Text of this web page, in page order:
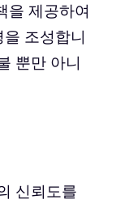
을 제공하여
조성합니
뿐만 아니
신뢰도를